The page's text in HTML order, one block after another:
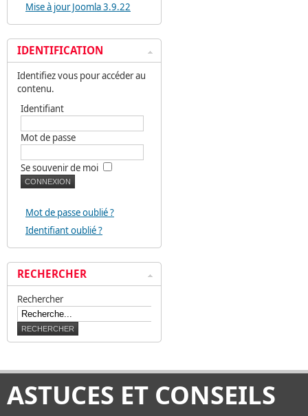
Mise à jour Joomla 3.9.22
IDENTIFICATION
Identifiez vous pour accéder au
contenu.
Identifiant
Mot de passe
Se souvenir de moi
Mot de passe oublié ?
Identifiant oublié ?
RECHERCHER
Rechercher
ASTUCES ET CONSEILS